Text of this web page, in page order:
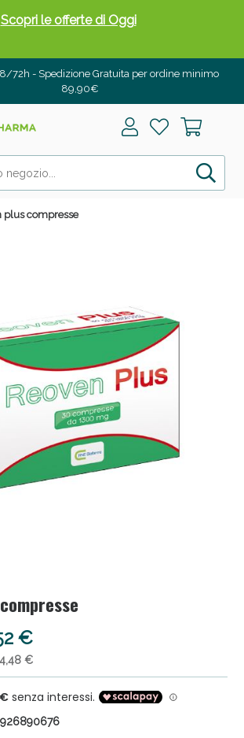
72h - Spedizione Gratuita per ordine minimo
89,90€
plus compresse
€
€
926890676
Scopri le offerte di Oggi
solo per OGGI!
oggi Sconto extra fino al